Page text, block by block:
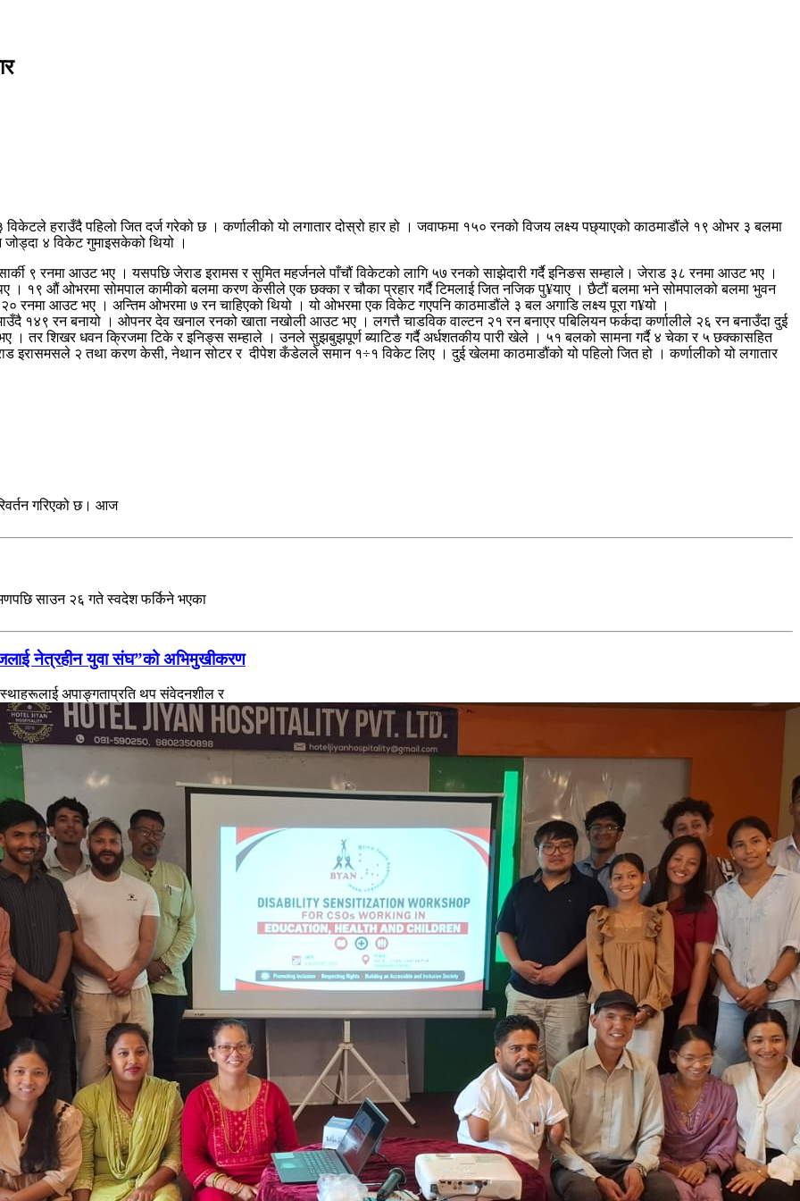
विकेटले हराउँदै पहिलो जित दर्ज गरेको छ । कर्णालीको यो लगातार दोस्रो हार हो । जवाफमा १५० रनको विजय लक्ष्य पछ्याएको काठमाडौंले १९ ओभर ३ बलमा
जोड्दा ४ विकेट गुमाइसकेको थियो ।
९ रनमा आउट भए । यसपछि जेराड इरामस र सुमित महर्जनले पाँचौं विकेटको लागि ५७ रनको साझेदारी गर्दै इनिङस सम्हाले। जेराड ३८ रनमा आउट भए ।
। १९ औं ओभरमा सोमपाल कामीको बलमा करण केसीले एक छक्का र चौका प्रहार गर्दै टिमलाई जित नजिक पु¥याए । छैटौं बलमा भने सोमपालको बलमा भुवन
रनमा आउट भए । अन्तिम ओभरमा ७ रन चाहिएको थियो । यो ओभरमा एक विकेट गएपनि काठमाडौंले ३ बल अगाडि लक्ष्य पूरा ग¥यो ।
१४९ रन बनायो । ओपनर देव खनाल रनको खाता नखोली आउट भए । लगत्तै चाडविक वाल्टन २१ रन बनाएर पबिलियन फर्कदा कर्णालीले २६ रन बनाउँदा दुई
तर शिखर धवन क्रिजमा टिके र इनिङ्स सम्हाले । उनले सुझबुझपूर्ण ब्याटिङ गर्दै अर्धशतकीय पारी खेले । ५१ बलको सामना गर्दै ४ चेका र ५ छक्कासहित
इरासमसले २ तथा करण केसी, नेथान सोटर र दीपेश कँडेलले समान १÷१ विकेट लिए । दुई खेलमा काठमाडौंको यो पहिलो जित हो । कर्णालीको यो लगातार
गरिएको छ। आज
साउन २६ गते स्वदेश फर्किने भएका
नेत्रहीन युवा संघ”को अभिमुखीकरण
अपाङ्गताप्रति थप संवेदनशील र